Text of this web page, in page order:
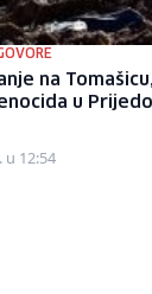
na
u
u 12:54